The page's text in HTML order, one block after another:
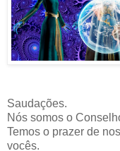
Saudações.
Nós somos o
Temos o prazer de
vocês.